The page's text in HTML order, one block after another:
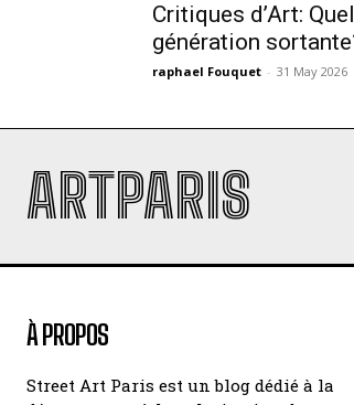
Critiques d’Art:
génération
raphael Fouquet - 31 May 2026
ARTPARIS
À PROPOS
Street Art Paris est un blog dédié à la